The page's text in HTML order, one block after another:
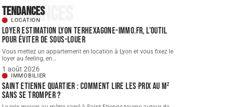
Tendances
Tendances
LOCATION
Loyer estimation Lyon terhexagone-immo.fr, l’outil
pour éviter de sous-louer
Vous mettez un appartement en location à Lyon et vous fixez le
loyer au feeling, en…
1 août 2026
IMMOBILIER
Saint Etienne quartier : comment lire les prix au m²
sans se tromper ?